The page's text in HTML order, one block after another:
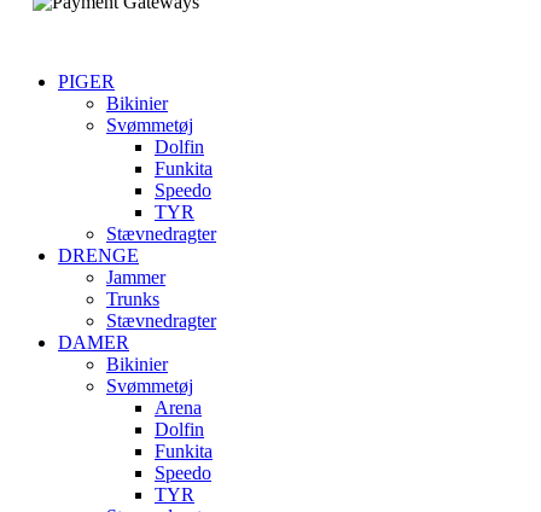
PIGER
Bikinier
Svømmetøj
Dolfin
Funkita
Speedo
TYR
Stævnedragter
DRENGE
Jammer
Trunks
Stævnedragter
DAMER
Bikinier
Svømmetøj
Arena
Dolfin
Funkita
Speedo
TYR